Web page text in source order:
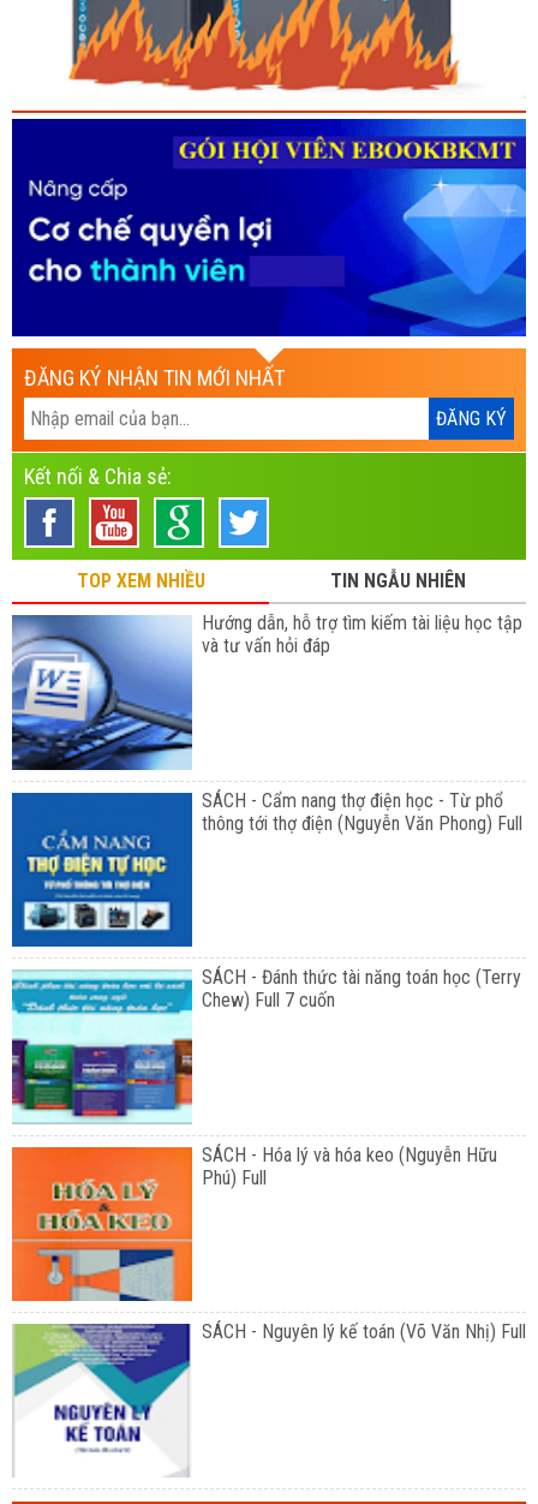
ĐĂNG KÝ NHẬN TIN MỚI NHẤT
Kết nối & Chia sẻ:
TOP XEM NHIỀU
TIN NGẪU NHIÊN
Hướng dẫn, hỗ trợ tìm kiếm tài liệu học tập
và tư vấn hỏi đáp
SÁCH - Cẩm nang thợ điện học - Từ phổ
thông tới thợ điện (Nguyễn Văn Phong) Full
SÁCH - Đánh thức tài năng toán học (Terry
Chew) Full 7 cuốn
SÁCH - Hóa lý và hóa keo (Nguyễn Hữu
Phú) Full
SÁCH - Nguyên lý kế toán (Võ Văn Nhị) Full